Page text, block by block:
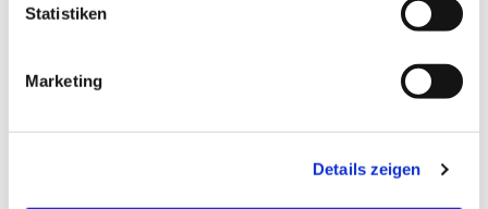
Statistiken
Marketing
Details zeigen
0151 68134038